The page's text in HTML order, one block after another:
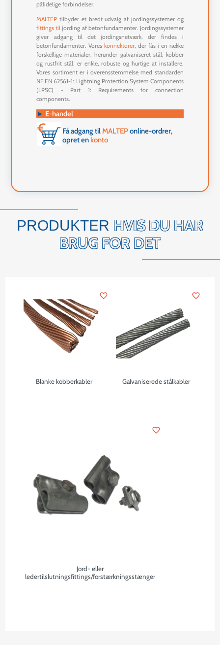
pålidelige forbindelser.
MALTEP tilbyder et bredt udvalg af jordingssystemer og
fittings tiljording af betonfundamenter. Jordingssystemer
giver adgang til det jordingsnetværk, der findes i
betonfundamenter. Voreskonnektorer, der fås i en række
forskellige materialer, herunder galvaniseret stål, kobber
og rustfrit stål, er enkle, robuste og hurtige at installere.
Vores sortiment er i overensstemmelse med standarden
NF EN 62561-1: Lightning Protection System Components
(LPSC) - Part 1: Requirements for connection
components.
► E-handel
Få adgang tilMALTEPonline-ordrer,
opret en konto
PRODUKTER HVIS DU HAR
BRUG FOR DET
Blanke kobberkabler
favorite_border
Galvaniserede stålkabler
favorite_border
Jord- eller
ledertilslutningsfittings/forstærkningsstænger
favorite_border